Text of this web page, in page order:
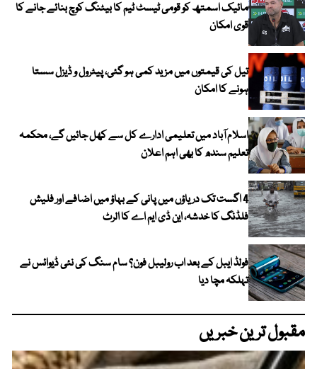
مائیک اسمتھ کو قومی ٹیسٹ ٹیم کا بیٹنگ کوچ بنائے جانے کا
قوی امکان
تیل کی قیمتوں میں مزید کمی ہو گئی، پیٹرول و ڈیزل سستا
ہونے کا امکان
اسلام آباد میں تعلیمی ادارے کل سے کھل جائیں گے، محکمہ
تعلیم سندھ کا بھی اہم اعلان
4 اگست تک دریاؤں میں پانی کے بہاؤ میں اضافے اور فلیش
فلڈنگ کا خدشہ، این ڈی ایم اے کا الرٹ
فولڈ ایبل کے بعد اب رولیبل فون؟ سام سنگ کی نئی ڈیوائس نے
تہلکہ مچا دیا
مقبول ترین خبریں